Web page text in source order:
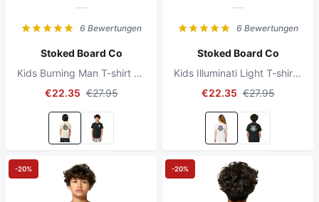
6 Bewertungen
Stoked Board Co
Kids Burning Man T-shirt Natural Raw
€22.35 €27.95
6 Bewertungen
Stoked Board Co
Kids Illuminati Light T-shirt White
€22.35 €27.95
-20% -20%